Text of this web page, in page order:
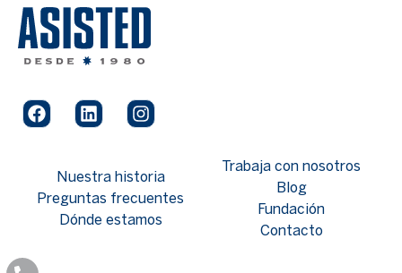
Nuestra historia
Preguntas frecuentes
Dónde estamos
Trabaja con nosotros
Blog
Fundación
Contacto